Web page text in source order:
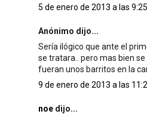
5 de enero de 2013 a las 9:25
Anónimo dijo...
Sería ilógico que ante el
se tratara.. pero mas bien
fueran unos barritos en la
9 de enero de 2013 a las
noedijo...